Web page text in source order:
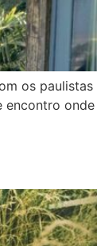
os
encontro